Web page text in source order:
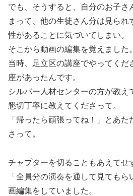
でも、そうすると、自分のお子さ
まって、他の生徒さん分は見ら
性があることに気づいてしまい。
そこから動画の編集を覚えました。
当時、足立区の講座でやってくだ
座があったんです。
シルバー人材センターの方が教え
懇切丁寧に教えてくださって。
「帰ったら頑張ってね！」とあ
さって。
チャプターを切ることもあえてせ
「全員分の演奏を通して見ても
画編集をしていました。